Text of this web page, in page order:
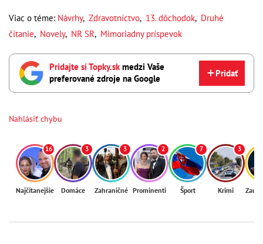
Viac o téme: Návrhy, Zdravotníctvo, 13. dôchodok, Druhé
čítanie, Novely, NR SR, Mimoriadny príspevok
Pridajte si Topky.skmedzi Vaše
preferované zdroje na Google
Pridať
Nahlásiť chybu
16
Najčítanejšie
3
Domáce
3
Zahraničné
2
Prominenti
7
Šport
3
Krimi